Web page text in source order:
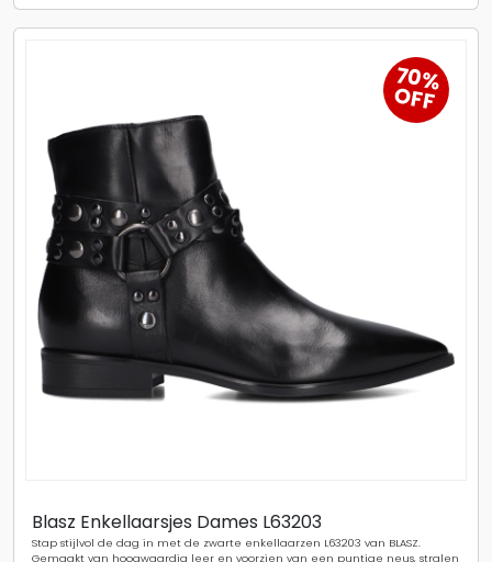
70%
OFF
Blasz Enkellaarsjes Dames L63203
Stap stijlvol de dag in met de zwarte enkellaarzen L63203 van BLASZ.
Gemaakt van hoogwaardig leer en voorzien van een puntige neus, stralen